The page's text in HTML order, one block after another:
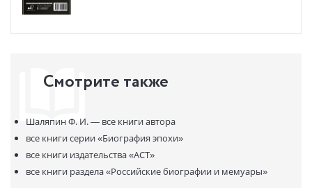
На страницах воспоминаний Шаляпин сбрасывает сценическую
Смотрите также
Шаляпин Ф. И. — все книги автора
все книги серии«Биография эпохи»
все книги издательства«АСТ»
все книги раздела«Российские биографии и мемуары»